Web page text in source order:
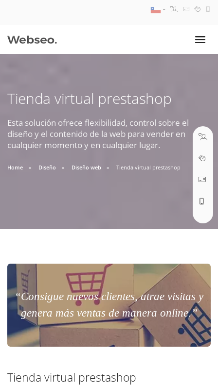
Tienda virtual prestashop
Esta solución ofrece flexibilidad, control sobre el
diseño y el contenido de la web para vender en
cualquier momento y en cualquier lugar.
Home Diseño Diseño web Tienda virtual prestashop
“Consigue nuevos clientes, atrae visitas y
genera más ventas de manera online.”
Tienda virtual prestashop
09:30 AM A 18:30 PM
soporte@webseo.cl
ABRIR TICKET